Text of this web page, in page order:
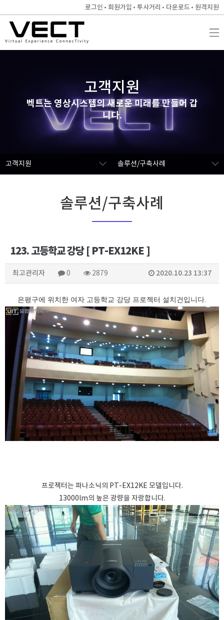
로그인 회원가입 투사거리 다운로드 원격지원
고객지원
벡트는 영상시스템의 새로운 미래를 만들어 갑
니다.
고객지원 솔루션/구축사례
솔루션/구축사례
123. 고등학교 강당 [ PT-EX12KE ]
최고관리자 0 2879 2020.10.23 13:37
은평구에 위치한 여자 고등학교 강당 프로젝터 설치건입니다.
프로젝터는 파나소닉의 PT-EX12KE 모델입니다.
13000lm의 높은 광량을 자랑합니다.